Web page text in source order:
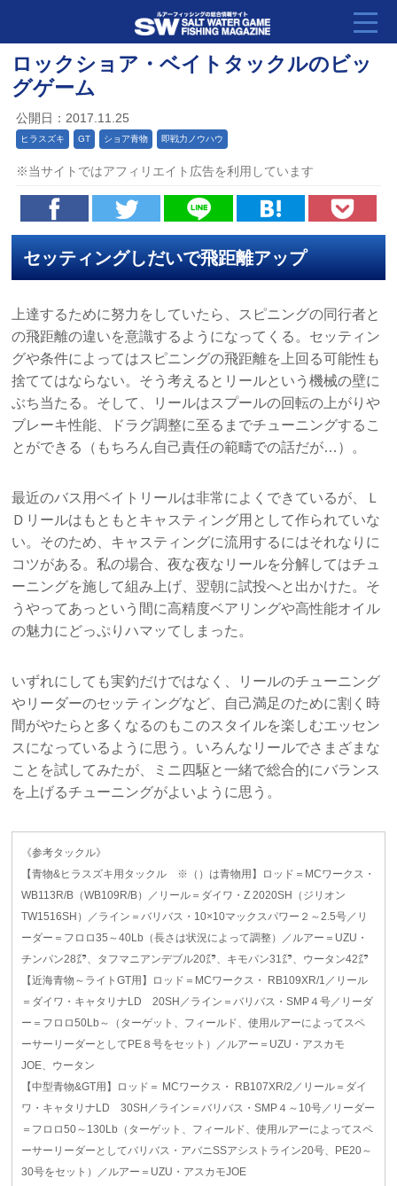
ロックショア・ベイトタックルのビッ
グゲーム
公開日：2017.11.25
ヒラスズキ GT ショア青物 即戦力ノウハウ
※当サイトではアフィリエイト広告を利用しています
セッティングしだいで飛距離アップ
上達するために努力をしていたら、スピニングの同行者と
の飛距離の違いを意識するようになってくる。セッティン
グや条件によってはスピニングの飛距離を上回る可能性も
捨ててはならない。そう考えるとリールという機械の壁に
ぶち当たる。そして、リールはスプールの回転の上がりや
ブレーキ性能、ドラグ調整に至るまでチューニングするこ
とができる（もちろん自己責任の範疇での話だが…）。
最近のバス用ベイトリールは非常によくできているが、Ｌ
Ｄリールはもともとキャスティング用として作られていな
い。そのため、キャスティングに流用するにはそれなりに
コツがある。私の場合、夜な夜なリールを分解してはチュ
ーニングを施して組み上げ、翌朝に試投へと出かけた。そ
うやってあっという間に高精度ベアリングや高性能オイル
の魅力にどっぷりハマッてしまった。
いずれにしても実釣だけではなく、リールのチューニング
やリーダーのセッティングなど、自己満足のために割く時
間がやたらと多くなるのもこのスタイルを楽しむエッセン
スになっているように思う。いろんなリールでさまざまな
ことを試してみたが、ミニ四駆と一緒で総合的にバランス
を上げるチューニングがよいように思う。
《参考タックル》
【青物&ヒラスズキ用タックル ※（）は青物用】ロッド＝MCワークス・
WB113R/B（WB109R/B）／リール＝ダイワ・Z 2020SH（ジリオン
TW1516SH）／ライン＝バリバス・10×10マックスパワー２～2.5号／リ
ーダー＝フロロ35～40Lb（長さは状況によって調整）／ルアー＝UZU・
チンパン28㌘、タフマニアンデブル20㌘、キモパン31㌘、ウータン42㌘
【近海青物～ライトGT用】ロッド＝MCワークス・ RB109XR/1／リール
＝ダイワ・キャタリナLD 20SH／ライン＝バリバス・SMP４号／リーダ
ー＝フロロ50Lb～（ターゲット、フィールド、使用ルアーによってスペ
ーサーリーダーとしてPE８号をセット）／ルアー＝UZU・アスカモ
JOE、ウータン
【中型青物&GT用】ロッド＝ MCワークス・ RB107XR/2／リール＝ダイ
ワ・キャタリナLD 30SH／ライン＝バリバス・SMP４～10号／リーダー
＝フロロ50～130Lb（ターゲット、フィールド、使用ルアーによってスペ
ーサーリーダーとしてバリバス・アバニSSアシストライン20号、PE20～
30号をセット）／ルアー＝UZU・アスカモJOE